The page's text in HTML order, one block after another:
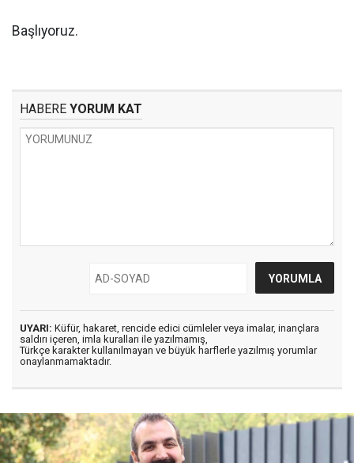
Başlıyoruz.
HABERE YORUM KAT
UYARI: Küfür, hakaret, rencide edici cümleler veya imalar, inançlara
saldırı içeren, imla kuralları ile yazılmamış,
Türkçe karakter kullanılmayan ve büyük harflerle yazılmış yorumlar
onaylanmamaktadır.